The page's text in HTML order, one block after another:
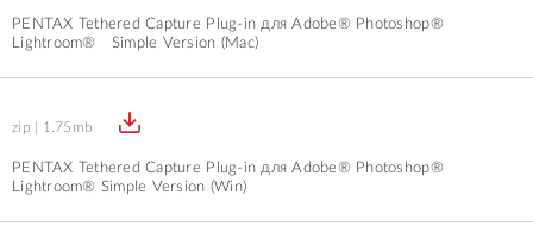
PENTAX Tethered Capture Plug-in для Adobe® Photoshop®
Lightroom® Simple Version (Mac)
zip | 1.75mb
PENTAX Tethered Capture Plug-in для Adobe® Photoshop®
Lightroom® Simple Version (Win)